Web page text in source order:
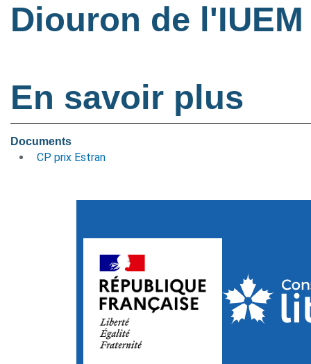
Diouron de
En savoir plus
Documents
CP prix Estran